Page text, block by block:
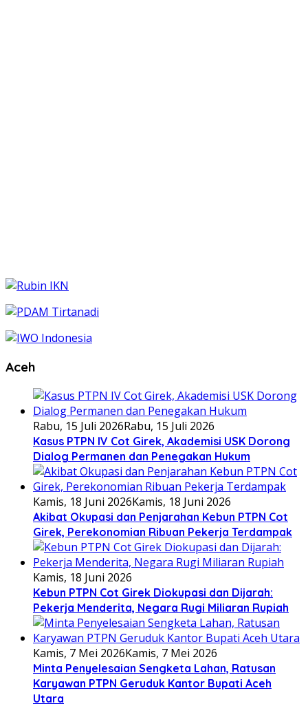
Aceh
Rabu, 15 Juli 2026Rabu, 15 Juli 2026
Kasus PTPN IV Cot Girek, Akademisi USK Dorong
Dialog Permanen dan Penegakan Hukum
Kamis, 18 Juni 2026Kamis, 18 Juni 2026
Akibat Okupasi dan Penjarahan Kebun PTPN Cot
Girek, Perekonomian Ribuan Pekerja Terdampak
Kamis, 18 Juni 2026
Kebun PTPN Cot Girek Diokupasi dan Dijarah:
Pekerja Menderita, Negara Rugi Miliaran Rupiah
Kamis, 7 Mei 2026Kamis, 7 Mei 2026
Minta Penyelesaian Sengketa Lahan, Ratusan
Karyawan PTPN Geruduk Kantor Bupati Aceh
Utara